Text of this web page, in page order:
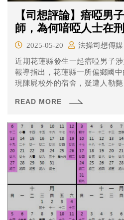
【司想評論】瘖啞男
師，為何喑啞人士在
2025-05-20
法操司想傳媒
近期花蓮縣發生一起瘖啞男子
報導指出，花蓮縣一所偏鄉國
現陳屍校外的宿舍，疑遭人勒
從監視器當中鎖定26劉姓瘖啞
疑似意圖畏罪輕生的劉男，卻
方逮捕。
READ MORE